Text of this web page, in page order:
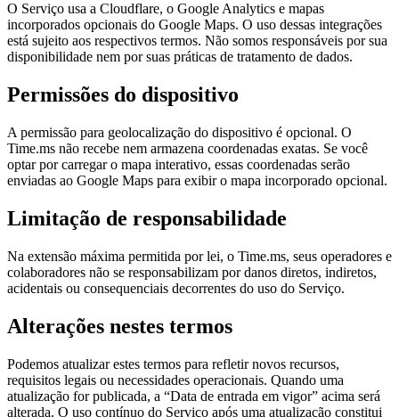
O Serviço usa a Cloudflare, o Google Analytics e mapas
incorporados opcionais do Google Maps. O uso dessas integrações
está sujeito aos respectivos termos. Não somos responsáveis por sua
disponibilidade nem por suas práticas de tratamento de dados.
Permissões do dispositivo
A permissão para geolocalização do dispositivo é opcional. O
Time.ms não recebe nem armazena coordenadas exatas. Se você
optar por carregar o mapa interativo, essas coordenadas serão
enviadas ao Google Maps para exibir o mapa incorporado opcional.
Limitação de responsabilidade
Na extensão máxima permitida por lei, o Time.ms, seus operadores e
colaboradores não se responsabilizam por danos diretos, indiretos,
acidentais ou consequenciais decorrentes do uso do Serviço.
Alterações nestes termos
Podemos atualizar estes termos para refletir novos recursos,
requisitos legais ou necessidades operacionais. Quando uma
atualização for publicada, a “Data de entrada em vigor” acima será
alterada. O uso contínuo do Serviço após uma atualização constitui